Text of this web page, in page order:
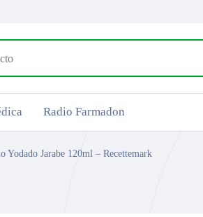
Radio Farmadon
Yodado Jarabe 120ml – Recettemark